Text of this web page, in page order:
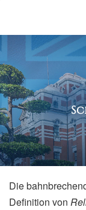
Die
Definition von